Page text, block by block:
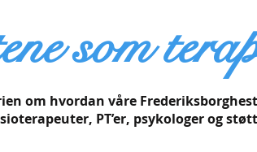
som
om hvordan våre
PT’er, psykologer og